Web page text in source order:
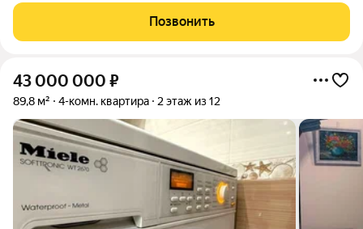
Квартира в хорошем
Позвонить
43 000 000 ₽
89,8 м² 4-комн. квартира 2 этаж из 12